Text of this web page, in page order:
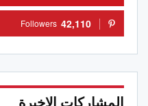
42,110
Followers